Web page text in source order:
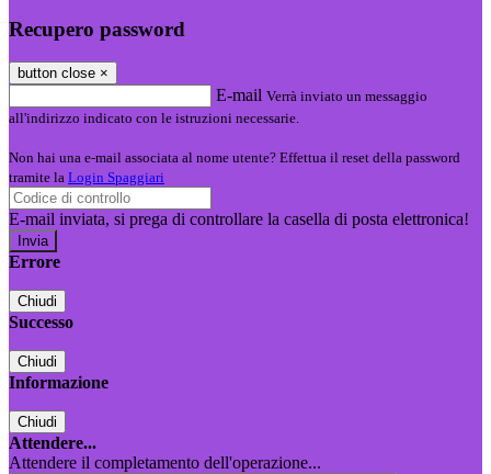
Recupero password
button close ×
E-mail Verrà inviato un messaggio
all'indirizzo indicato con le istruzioni necessarie.
Non hai una e-mail associata al nome utente? Effettua il reset della password
tramite la Login Spaggiari
E-mail inviata, si prega di controllare la casella di posta elettronica!
Errore
Chiudi
Successo
Chiudi
Informazione
Chiudi
Attendere...
Attendere il completamento dell'operazione...